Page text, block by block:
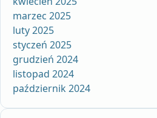
marzec 2025
luty 2025
styczeń 2025
grudzień 2024
listopad 2024
październik 2024